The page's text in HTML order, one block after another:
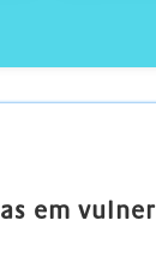
em